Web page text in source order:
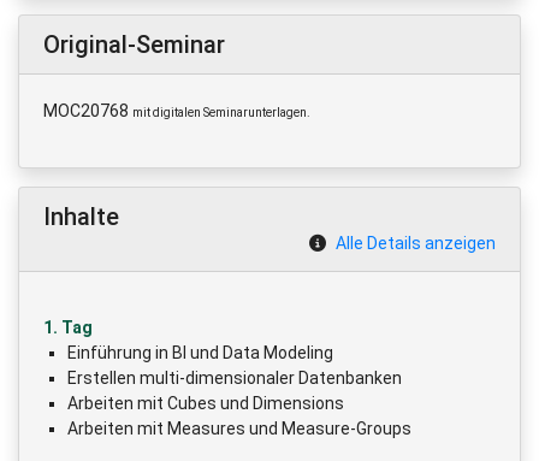
Original-Seminar
MOC20768 mit digitalen Seminarunterlagen.
Inhalte
Alle Details anzeigen
1. Tag
Einführung in BI und Data Modeling
Erstellen multi-dimensionaler Datenbanken
Arbeiten mit Cubes und Dimensions
Arbeiten mit Measures und Measure-Groups